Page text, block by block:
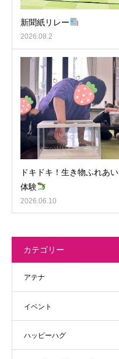
新聞紙リレー
2026.08.2
ドキドキ！生き物ふれあい
体験
2026.06.10
カテゴリー
アテナ
イベント
ハッピーハグ